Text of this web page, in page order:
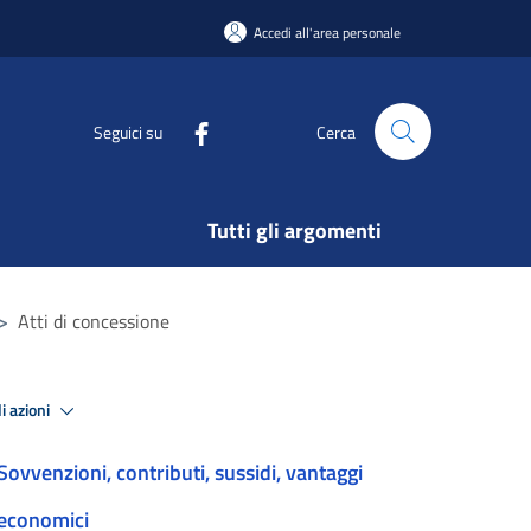
Accedi all'area personale
Seguici su Cerca
Tutti gli argomenti
Atti di concessione
azioni
contributi, sussidi, vantaggi